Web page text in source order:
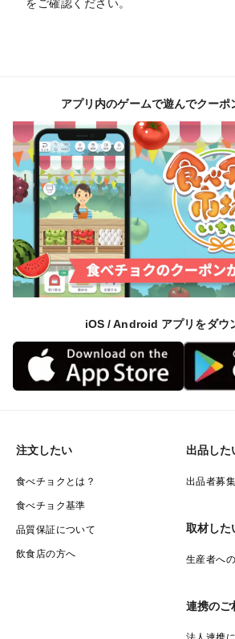
をご確認ください。
アプリ内のゲームで遊んでクーポ
iOS / Android アプリをダウ
注文したい
食べチョクとは？
食べチョク基準
品質保証について
飲食店の方へ
出品した
出品者募集
取材した
生産者へ
連携のご